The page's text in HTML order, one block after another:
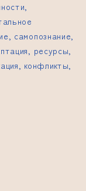
самопознание,
ресурсы,
конфликты,